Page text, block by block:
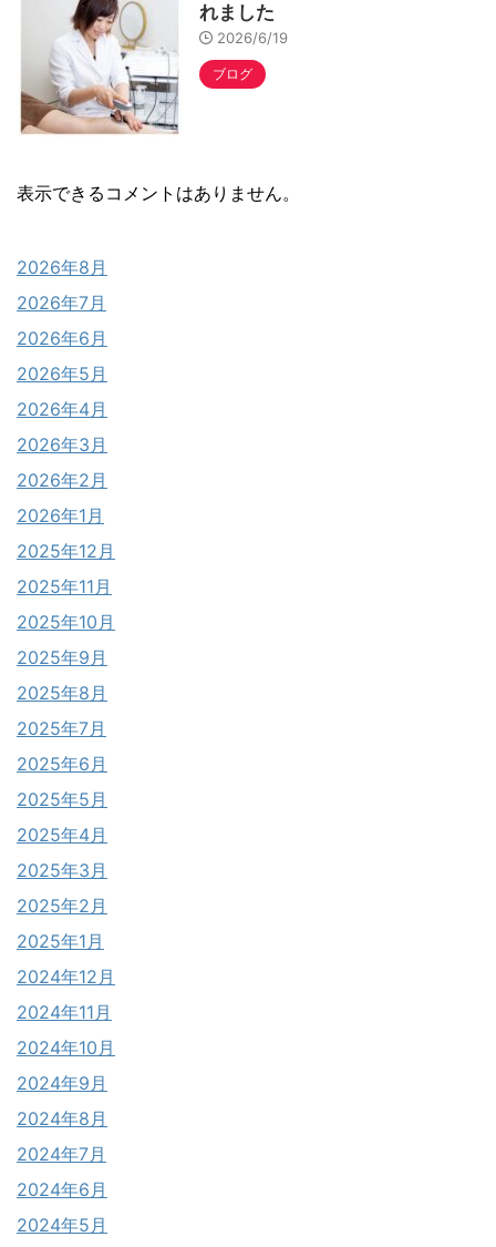
れました
2026/6/19
ブログ
表示できるコメントはありません。
2026年8月
2026年7月
2026年6月
2026年5月
2026年4月
2026年3月
2026年2月
2026年1月
2025年12月
2025年11月
2025年10月
2025年9月
2025年8月
2025年7月
2025年6月
2025年5月
2025年4月
2025年3月
2025年2月
2025年1月
2024年12月
2024年11月
2024年10月
2024年9月
2024年8月
2024年7月
2024年6月
2024年5月